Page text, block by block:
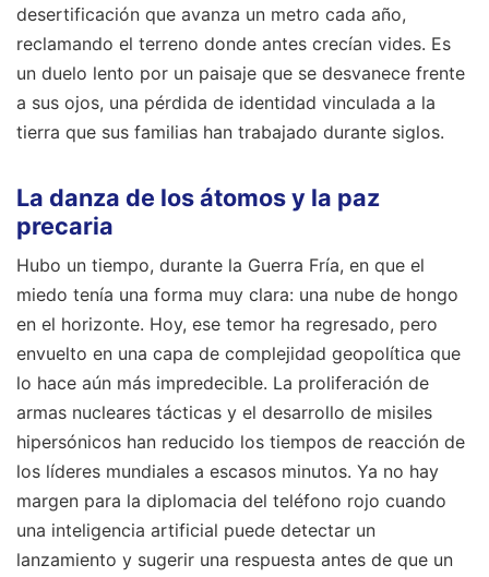
desertificación que avanza un metro cada año,
reclamando el terreno donde antes crecían vides. Es
un duelo lento por un paisaje que se desvanece frente
a sus ojos, una pérdida de identidad vinculada a la
tierra que sus familias han trabajado durante siglos.
La danza de los átomos y la paz
precaria
Hubo un tiempo, durante la Guerra Fría, en que el
miedo tenía una forma muy clara: una nube de hongo
en el horizonte. Hoy, ese temor ha regresado, pero
envuelto en una capa de complejidad geopolítica que
lo hace aún más impredecible. La proliferación de
armas nucleares tácticas y el desarrollo de misiles
hipersónicos han reducido los tiempos de reacción de
los líderes mundiales a escasos minutos. Ya no hay
margen para la diplomacia del teléfono rojo cuando
una inteligencia artificial puede detectar un
lanzamiento y sugerir una respuesta antes de que un